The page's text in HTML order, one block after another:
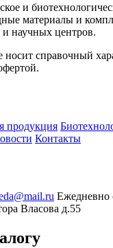
и
материалы и
научных центров.
справочный
продукция
Контакты
Ежедневно
Власова д.55